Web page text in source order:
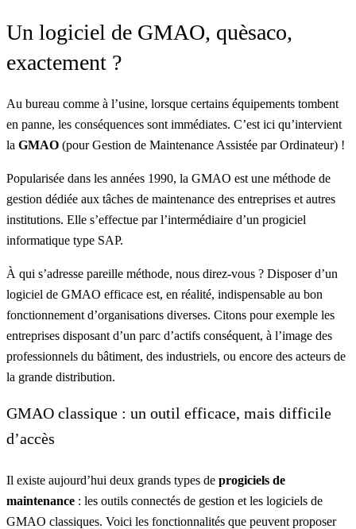
Un logiciel de GMAO, quèsaco,
exactement ?
Au bureau comme à l’usine, lorsque certains équipements tombent
en panne, les conséquences sont immédiates. C’est ici qu’intervient
la GMAO (pour Gestion de Maintenance Assistée par Ordinateur) !
Popularisée dans les années 1990, la GMAO est une méthode de
gestion dédiée aux tâches de maintenance des entreprises et autres
institutions. Elle s’effectue par l’intermédiaire d’un progiciel
informatique type SAP.
À qui s’adresse pareille méthode, nous direz-vous ? Disposer d’un
logiciel de GMAO efficace est, en réalité, indispensable au bon
fonctionnement d’organisations diverses. Citons pour exemple les
entreprises disposant d’un parc d’actifs conséquent, à l’image des
professionnels du bâtiment, des industriels, ou encore des acteurs de
la grande distribution.
GMAO classique : un outil efficace, mais difficile
d’accès
Il existe aujourd’hui deux grands types de progiciels de
maintenance : les outils connectés de gestion et les logiciels de
GMAO classiques. Voici les fonctionnalités que peuvent proposer